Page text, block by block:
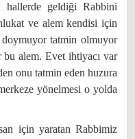
hallerde geldiği Rabbini
ve alem kendisi için
doymuyor tatmin olmuyor
alem. Evet ihtiyacı var
onu tatmin eden huzura
yönelmesi o yolda
için yaratan Rabbimiz